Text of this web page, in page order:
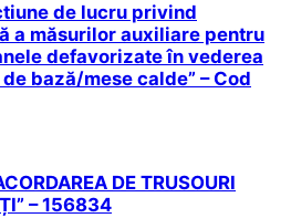
de lucru privind
a măsurilor auxiliare pentru
defavorizate în vederea
bază/mese calde” – Cod
DE TRUSOURI
– 156834